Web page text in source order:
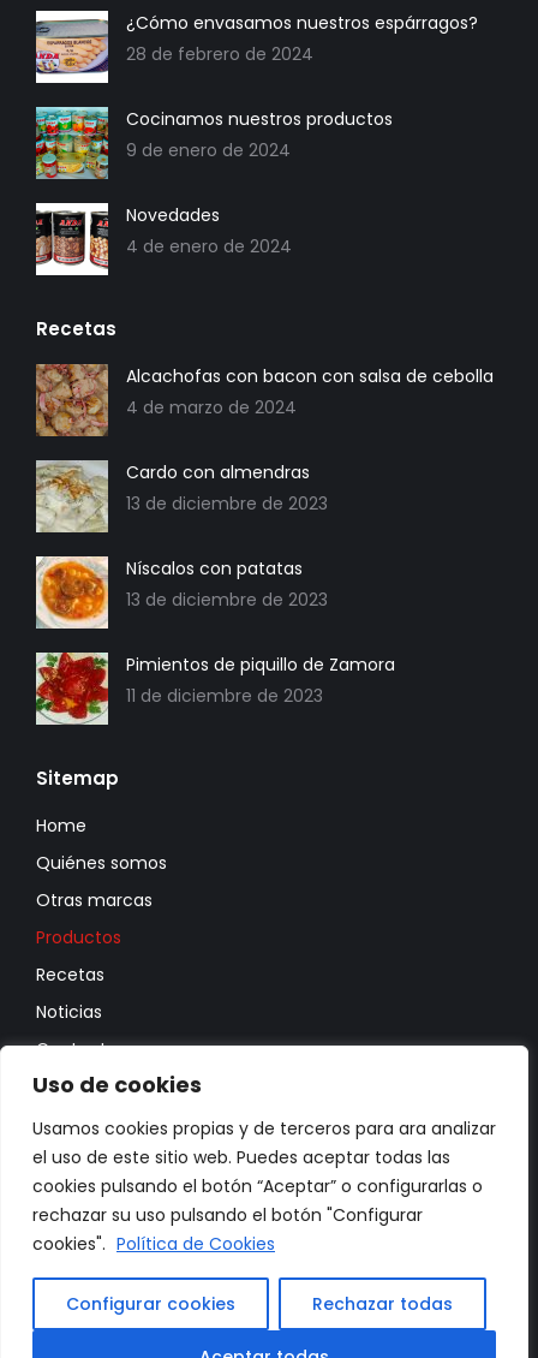
Uso de cookies
Usamos cookies propias y de terceros para ara analizar
el uso de este sitio web. Puedes aceptar todas las
cookies pulsando el botón “Aceptar” o configurarlas o
rechazar su uso pulsando el botón "Configurar
cookies". Política de Cookies
Configurar cookies Rechazar todas
¿Cómo envasamos nuestros espárragos?
28 de febrero de 2024
Cocinamos nuestros productos
9 de enero de 2024
Novedades
4 de enero de 2024
Recetas
Alcachofas con bacon con salsa de cebolla
4 de marzo de 2024
Cardo con almendras
13 de diciembre de 2023
Níscalos con patatas
13 de diciembre de 2023
Pimientos de piquillo de Zamora
11 de diciembre de 2023
Sitemap
Home
Quiénes somos
Otras marcas
Productos
Recetas
Noticias
Contacto
Política de privacidad
Política de cookies
Más información sobre las cookies